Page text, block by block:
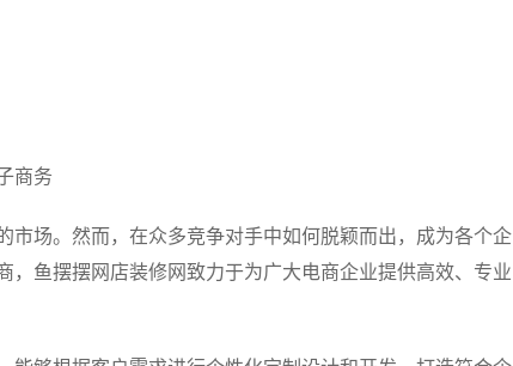
商务
市场。然而，在众多竞争对手中如何脱颖而出，成为各个企
鱼摆摆网店装修网致力于为广大电商企业提供高效、专业